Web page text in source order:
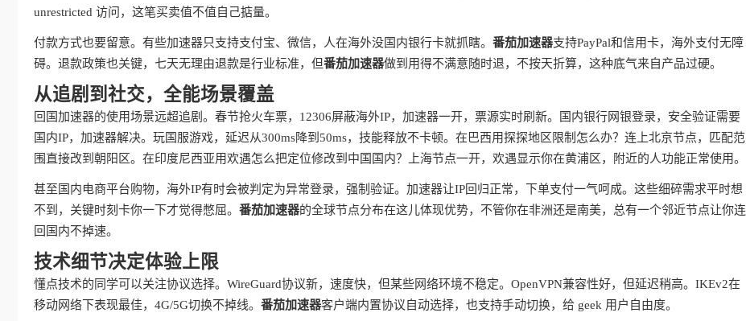
unrestricted 访问，这笔买卖值不值自己掂量。
付款方式也要留意。有些加速器只支持支付宝、微信，人在海外没国内银行卡就抓瞎。 番茄加速器支持PayPal和信用卡，海外支付无障
碍。退款政策也关键，七天无理由退款是行业标准，但番茄加速器做到用得不满意随时退，不按天折算，这种底气来自产品过硬。
从追剧到社交，全能场景覆盖
回国加速器的使用场景远超追剧。春节抢火车票，12306屏蔽海外IP，加速器一开，票源实时刷新。国内银行网银登录，安全验证需要
国内IP，加速器解决。玩国服游戏，延迟从300ms降到50ms，技能释放不卡顿。在巴西用探探地区限制怎么办？连上北京节点，匹配范
围直接改到朝阳区。在印度尼西亚用欢遇怎么把定位修改到中国国内？上海节点一开，欢遇显示你在黄浦区，附近的人功能正常使用。
甚至国内电商平台购物，海外IP有时会被判定为异常登录，强制验证。加速器让IP回归正常，下单支付一气呵成。这些细碎需求平时想
不到，关键时刻卡你一下才觉得憋屈。 番茄加速器的全球节点分布在这儿体现优势，不管你在非洲还是南美，总有一个邻近节点让你连
回国内不掉速。
技术细节决定体验上限
懂点技术的同学可以关注协议选择。WireGuard协议新，速度快，但某些网络环境不稳定。OpenVPN兼容性好，但延迟稍高。IKEv2在
移动网络下表现最佳，4G/5G切换不掉线。 番茄加速器客户端内置协议自动选择，也支持手动切换，给 geek 用户自由度。